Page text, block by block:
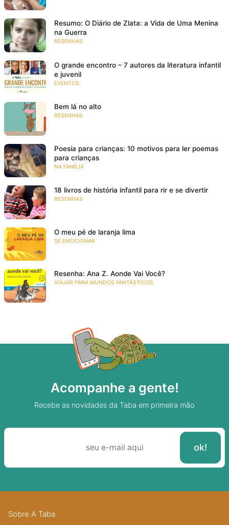
Resumo: O Diário de Zlata: a Vida de Uma Menina
na Guerra
RESENHAS
O grande encontro – 7 autores da literatura infantil
e juvenil
EVENTOS
Bem lá no alto
RESENHAS
Poesia para crianças: 10 motivos para ler poemas
para crianças
NA FAMÍLIA
18 livros de história infantil para rir e se divertir
RESENHAS
O meu pé de laranja lima
SE EMOCIONAR
Resenha: Ana Z. Aonde Vai Você?
VIAJAR PARA MUNDOS FANTÁSTICOS
Acompanhe a gente!
Recebe as novidades da Taba em primeira mão
Sobre A Taba